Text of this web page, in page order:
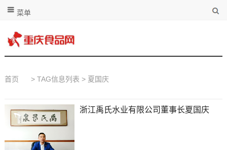
菜单
首页 > TAG信息列表 > 夏国庆
浙江禹氏水业有限公司董事长夏国庆